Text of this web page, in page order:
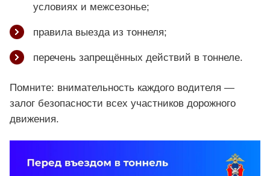
условиях и межсезонье;
правила выезда из тоннеля;
перечень запрещённых действий в тоннеле.
Помните: внимательность каждого водителя —
залог безопасности всех участников дорожного
движения.